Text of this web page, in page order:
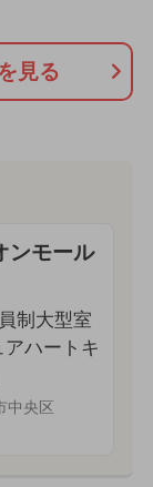
見る
ンモール
制大型室
ハートキ
中央区